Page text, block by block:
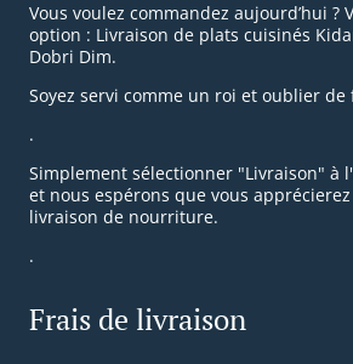
Vous voulez commandez aujourd’hui ?
option : Livraison de plats cuisinés
Dobri Dim.
Soyez servi comme un roi et oublier de
.
Simplement sélectionner "Livraison" à
et nous espérons que vous
livraison de nourriture.
.
Frais de livraison